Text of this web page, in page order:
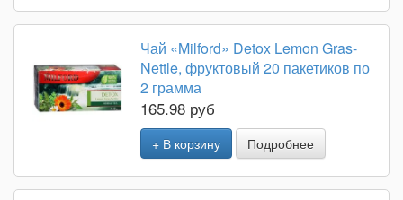
Чай «Milford» Detox Lemon Gras-
Nettle, фруктовый 20 пакетиков по
2 грамма
165.98 руб
+ В корзину Подробнее